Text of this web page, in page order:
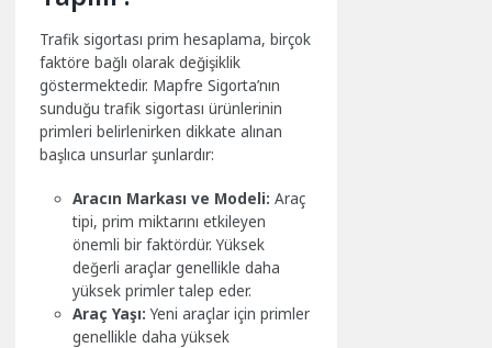
Trafik sigortası prim hesaplama, birçok
faktöre bağlı olarak değişiklik
göstermektedir. Mapfre Sigorta’nın
sunduğu trafik sigortası ürünlerinin
primleri belirlenirken dikkate alınan
başlıca unsurlar şunlardır:
Aracın Markası ve Modeli: Araç
tipi, prim miktarını etkileyen
önemli bir faktördür. Yüksek
değerli araçlar genellikle daha
yüksek primler talep eder.
Araç Yaşı: Yeni araçlar için primler
genellikle daha yüksek